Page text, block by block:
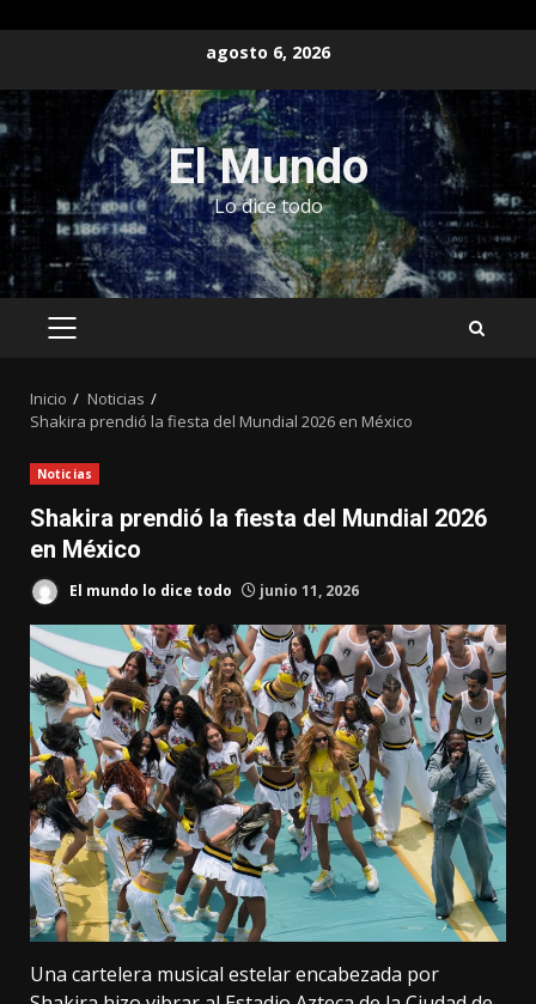
contenido
agosto 6, 2026
El Mundo
Lo dice todo
MENÚ
Inicio
Noticias
Shakira prendió la fiesta del Mundial 2026 en México
Noticias
Shakira prendió la fiesta del Mundial 2026
en México
El mundo lo dice todo junio 11, 2026
Una cartelera musical estelar encabezada por